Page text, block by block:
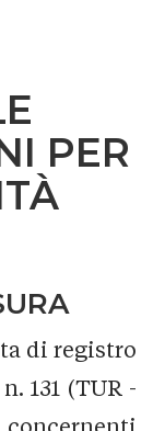
PER
di registro
131 (TUR -